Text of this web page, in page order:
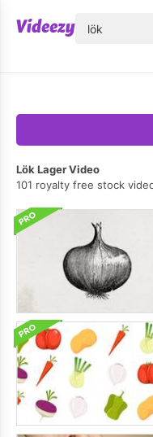
Lök Lager Video
101 royalty free stock